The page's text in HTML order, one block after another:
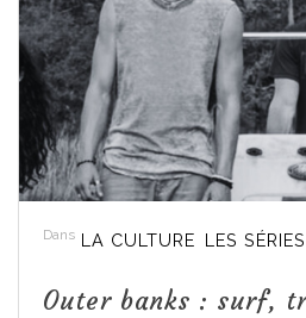
Dans LA CULTURE LES
Outer banks : surf,